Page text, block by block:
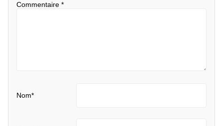
Commentaire *
Nom*